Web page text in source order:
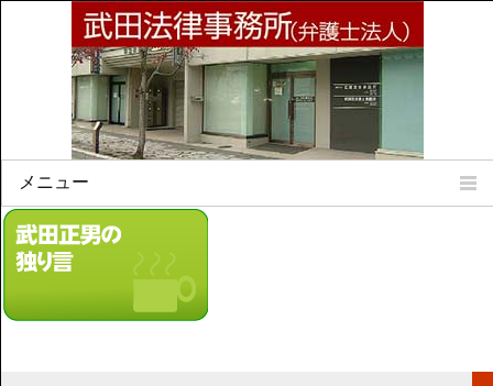
メニュー
Home
所属弁護士
法律相談案内